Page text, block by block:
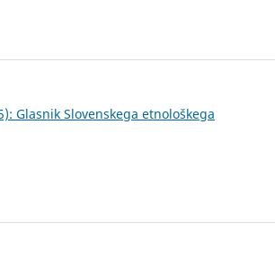
Glasnik Slovenskega etnološkega